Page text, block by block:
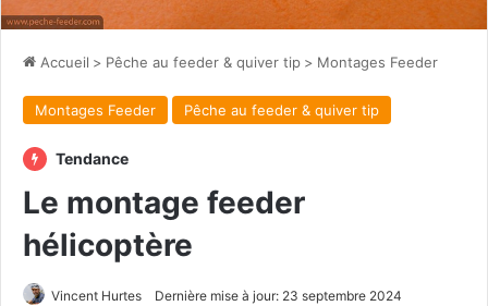
Accueil > Pêche au feeder & quiver tip > Montages Feeder
Montages Feeder Pêche au feeder & quiver tip
Tendance
Le montage feeder
hélicoptère
Vincent Hurtes Dernière mise à jour: 23 septembre 2024